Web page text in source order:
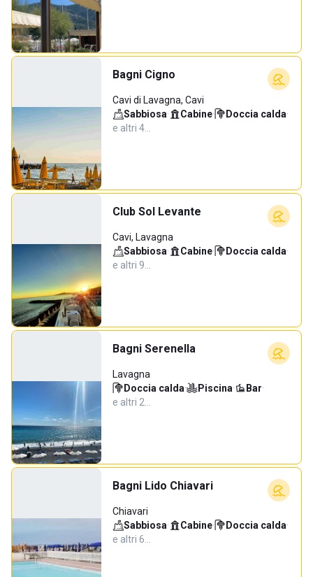
Bagni Cigno
Cavi di Lavagna, Cavi
Sabbiosa· Cabine· Doccia calda·
e altri 4…
Club Sol Levante
Cavi, Lavagna
Sabbiosa· Cabine· Doccia calda·
e altri 9…
Bagni Serenella
Lavagna
Doccia calda· Piscina· Bar·
e altri 2…
Bagni Lido Chiavari
Chiavari
Sabbiosa· Cabine· Doccia calda·
e altri 6…